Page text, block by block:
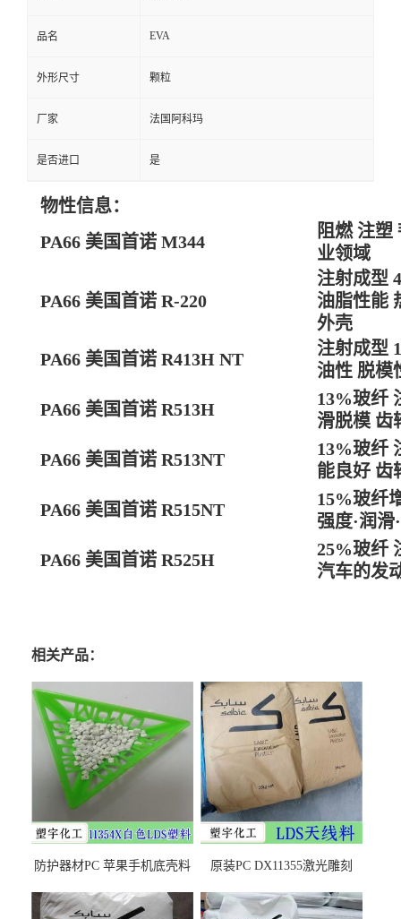
品名 EVA
外形尺寸 颗粒
厂家 法国阿科玛
是否进口 是
物性信息：
PA66 美国首诺 M344
阻燃 注塑
业领域
PA66 美国首诺 R-220
注射成型
油脂性能
外壳
PA66 美国首诺 R413H NT
注射成型
油性 脱模
PA66 美国首诺 R513H
13%玻纤
滑脱模 齿
PA66 美国首诺 R513NT
13%玻纤
能良好 齿
PA66 美国首诺 R515NT
15%玻纤
强度·润滑
PA66 美国首诺 R525H
25%玻纤
汽车的发
相关产品：
防护器材PC 苹果手机底壳料
之忧
原装PC DX11355激光雕刻